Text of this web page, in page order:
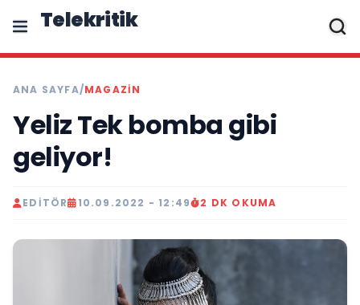
Telekritik
ANA SAYFA/MAGAZIN
Yeliz Tek bomba gibi
geliyor!
EDITÖR 10.09.2022 - 12:49 2 DK OKUMA